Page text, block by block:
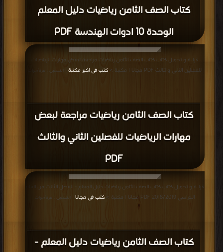
كتاب الصف الثامن رياضيات دليل المعلم
الوحدة 10 ادوات الهندسة PDF
كتاب الصف الثامن رياضيات مراجعة لبعض
مهارات الرياضيات للفصلين الثاني والثالث
PDF
قراءة و تحميل كتاب كتاب الصف الثامن رياضيات مراجعة لبعض مهارات الرياضيات
للفصلين الثاني والثالث PDF مجانا | مكتبة >
كتب في اكبر مكتبة | التحميل : مرة/مرات
كتاب الصف الثامن رياضيات دليل المعلم -
قراءة و تحميل كتاب كتاب الصف الثامن رياضيات دليل المعلم - الفصل الثالث من العام
الدراسي 2018/2019 PDF مجانا | مكتبة >
كتب في مجانا | التحميل : مرة/مرات